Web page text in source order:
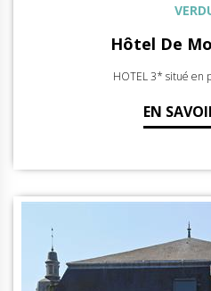
Hôtel De
HOTEL 3* situé en
EN